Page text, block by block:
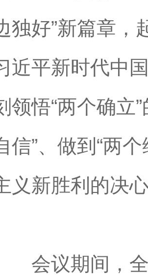
独好”新篇章，
近平新时代中
领悟“两个确立
信”、做到“两
义新胜利的决
会议期间，全